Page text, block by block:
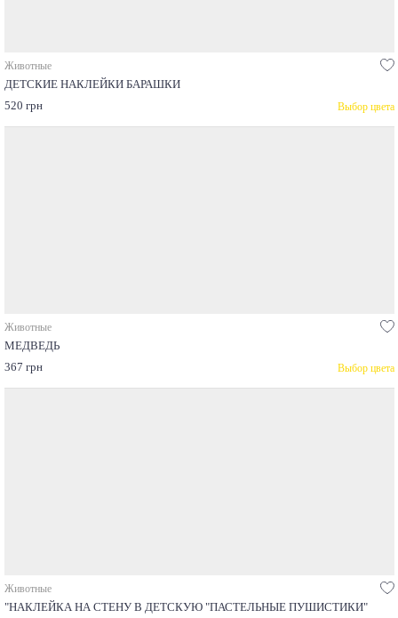
Животные
ДЕТСКИЕ НАКЛЕЙКИ БАРАШКИ
520 грн
Выбор цвета
Животные
МЕДВЕДЬ
367 грн
Выбор цвета
Животные
"НАКЛЕЙКА НА СТЕНУ В ДЕТСКУЮ "ПАСТЕЛЬНЫЕ ПУШИСТИКИ"